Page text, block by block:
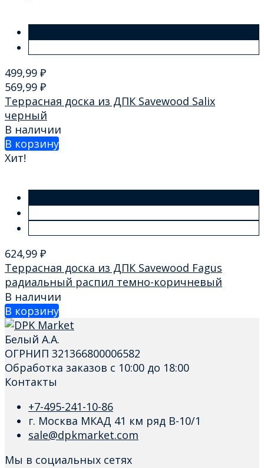
499,99 ₽
569,99 ₽
Террасная доска из ДПК Savewood Salix
черный
В наличии
В корзину
Хит!
624,99 ₽
Террасная доска из ДПК Savewood Fagus
радиальный распил темно-коричневый
В наличии
В корзину
Белый А.А.
ОГРНИП 321366800006582
Обработка заказов с 10:00 до 18:00
Контакты
+7-495-241-10-86
г. Москва МКАД 41 км ряд В-10/1
sale@dpkmarket.com
Мы в социальных сетях